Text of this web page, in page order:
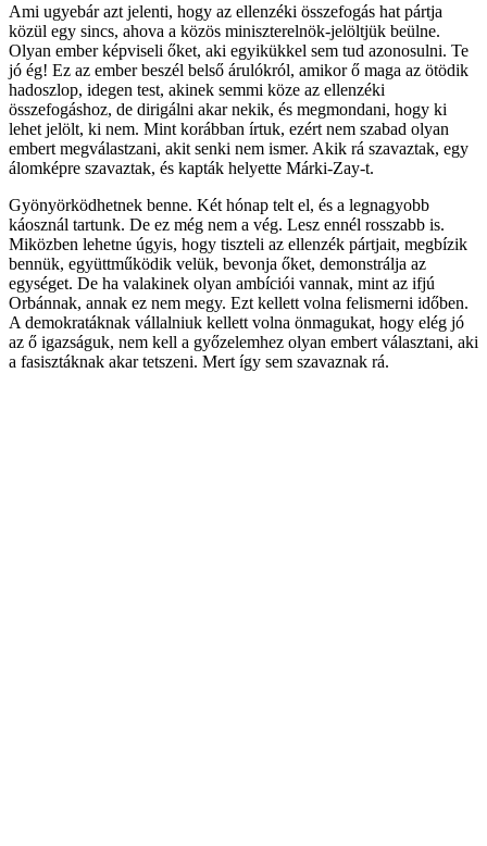
Ami ugyebár azt jelenti, hogy az ellenzéki összefogás hat pártja
közül egy sincs, ahova a közös miniszterelnök-jelöltjük beülne.
Olyan ember képviseli őket, aki egyikükkel sem tud azonosulni. Te
jó ég! Ez az ember beszél belső árulókról, amikor ő maga az ötödik
hadoszlop, idegen test, akinek semmi köze az ellenzéki
összefogáshoz, de dirigálni akar nekik, és megmondani, hogy ki
lehet jelölt, ki nem. Mint korábban írtuk, ezért nem szabad olyan
embert megválastzani, akit senki nem ismer. Akik rá szavaztak, egy
álomképre szavaztak, és kapták helyette Márki-Zay-t.
Gyönyörködhetnek benne. Két hónap telt el, és a legnagyobb
káosznál tartunk. De ez még nem a vég. Lesz ennél rosszabb is.
Miközben lehetne úgyis, hogy tiszteli az ellenzék pártjait, megbízik
bennük, együttműködik velük, bevonja őket, demonstrálja az
egységet. De ha valakinek olyan ambíciói vannak, mint az ifjú
Orbánnak, annak ez nem megy. Ezt kellett volna felismerni időben.
A demokratáknak vállalniuk kellett volna önmagukat, hogy elég jó
az ő igazságuk, nem kell a győzelemhez olyan embert választani, aki
a fasisztáknak akar tetszeni. Mert így sem szavaznak rá.